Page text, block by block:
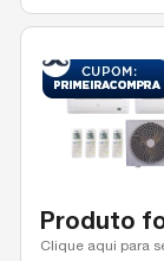
Produto
Clique aqui para